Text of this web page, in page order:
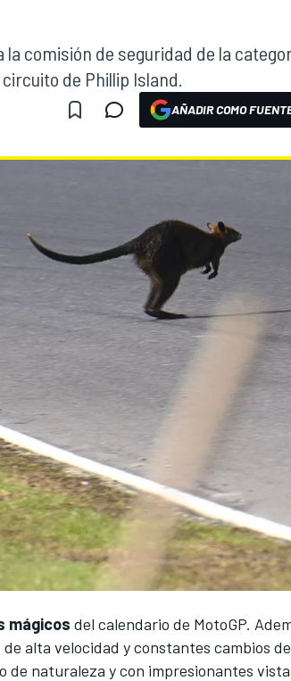
la comisión de seguridad de la
de Phillip Island.
AÑADIR COMO
mágicos del calendario de MotoGP.
alta velocidad y constantes cambios
naturaleza y con impresionantes